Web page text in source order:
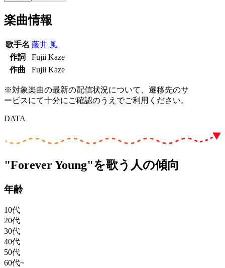
楽曲情報
歌手名 藤井 風
作詞
Fujii Kaze
作曲
Fujii Kaze
※対象楽曲の最新の配信状況について、遷移先のサ
ービスにて十分にご確認のうえでご利用ください。
DATA
"Forever Young"を歌う人の傾向
年齢
10代
20代
30代
40代
50代
60代~